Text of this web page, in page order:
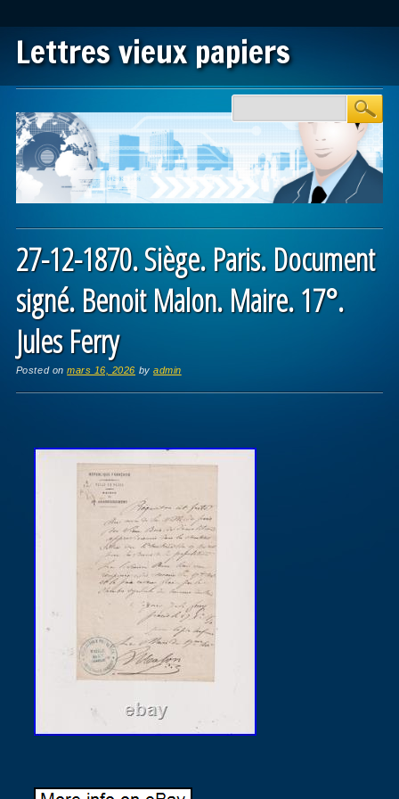
Lettres vieux papiers
Main menu
27-12-1870. Siège. Paris. Document
signé. Benoit Malon. Maire. 17°.
Jules Ferry
Posted onmars 16, 2026 byadmin